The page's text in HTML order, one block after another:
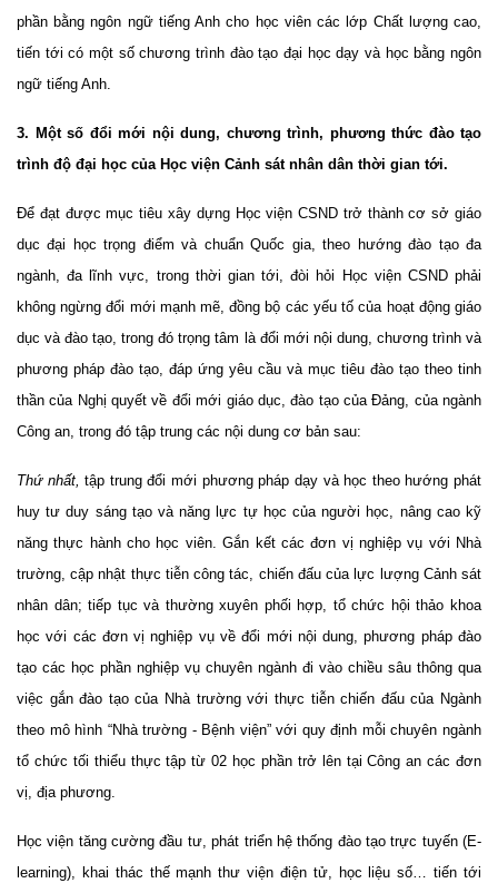
phần bằng ngôn ngữ tiếng Anh cho học viên các lớp Chất lượng cao,
tiến tới có một số chương trình đào tạo đại học dạy và học bằng ngôn
ngữ tiếng Anh.
3. Một số đổi mới nội dung, chương trình, phương thức đào tạo
trình độ đại học của Học viện Cảnh sát nhân dân thời gian tới.
Để đạt được mục tiêu xây dựng Học viện CSND trở thành cơ sở giáo
dục đại học trọng điểm và chuẩn Quốc gia, theo hướng đào tạo đa
ngành, đa lĩnh vực, trong thời gian tới, đòi hỏi Học viện CSND phải
không ngừng đổi mới mạnh mẽ, đồng bộ các yếu tố của hoạt động giáo
dục và đào tạo, trong đó trọng tâm là đổi mới nội dung, chương trình và
phương pháp đào tạo, đáp ứng yêu cầu và mục tiêu đào tạo theo tinh
thần của Nghị quyết về đổi mới giáo dục, đào tạo của Đảng, của ngành
Công an, trong đó tập trung các nội dung cơ bản sau:
Thứ nhất, tập trung đổi mới phương pháp dạy và học theo hướng phát
huy tư duy sáng tạo và năng lực tự học của người học, nâng cao kỹ
năng thực hành cho học viên. Gắn kết các đơn vị nghiệp vụ với Nhà
trường, cập nhật thực tiễn công tác, chiến đấu của lực lượng Cảnh sát
nhân dân; tiếp tục và thường xuyên phối hợp, tổ chức hội thảo khoa
học với các đơn vị nghiệp vụ về đổi mới nội dung, phương pháp đào
tạo các học phần nghiệp vụ chuyên ngành đi vào chiều sâu thông qua
việc gắn đào tạo của Nhà trường với thực tiễn chiến đấu của Ngành
theo mô hình “Nhà trường - Bệnh viện” với quy định mỗi chuyên ngành
tổ chức tối thiểu thực tậptừ 02 học phần trở lên tại Công an các đơn
vị, địa phương.
Học viện tăng cường đầu tư, phát triển hệ thống đào tạo trực tuyến (E-
learning), khai thác thế mạnh thư viện điện tử, học liệu số… tiến tới